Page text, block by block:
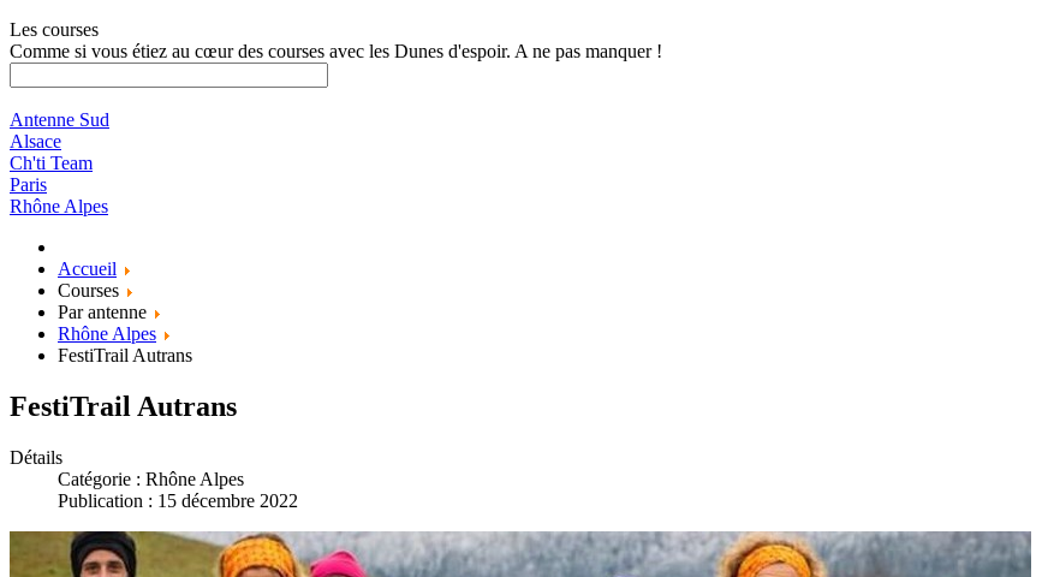
Les courses
Comme si vous étiez au cœur des courses avec les Dunes d'espoir. A ne pas manquer !
Antenne Sud
Alsace
Ch'ti Team
Paris
Rhône Alpes
Accueil
Courses
Par antenne
Rhône Alpes
FestiTrail Autrans
FestiTrail Autrans
Détails
Catégorie : Rhône Alpes
Publication : 15 décembre 2022